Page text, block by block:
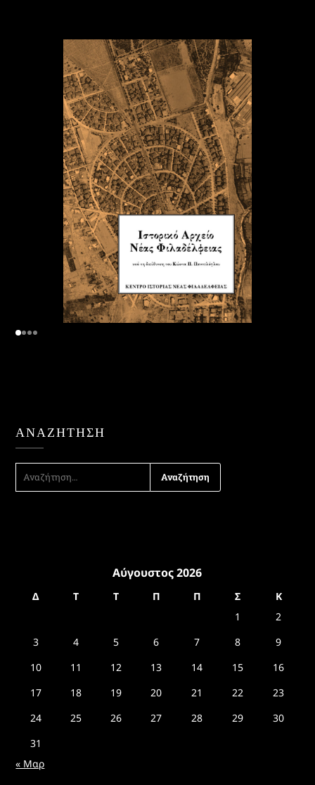
ΑΝΑΖΉΤΗΣΗ
ΑΝΑΖΉΤΗΣΗ
ΓΙΑ:
Αύγουστος 2026
Δ Τ Τ Π Π Σ
Κ
1
2
3
4 5 6 7 8
9
10
11 12 13 14 15
16
17
18 19 20 21 22
23
24
25 26 27 28 29
30
31
« Μαρ